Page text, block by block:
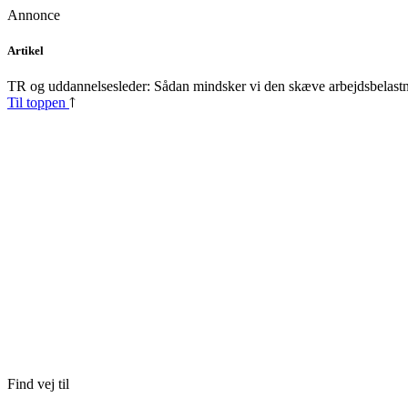
Annonce
Skip
content
Artikel
TR og uddannelsesleder: Sådan mindsker vi den skæve
Til toppen
Find vej til